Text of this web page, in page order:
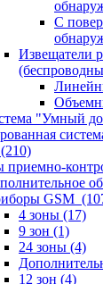
С
Извещатели
"Умный
(210)
приемно-
GSM
4 зоны (17)
9 зон (1)
24 зоны (4)
12 зон (4)